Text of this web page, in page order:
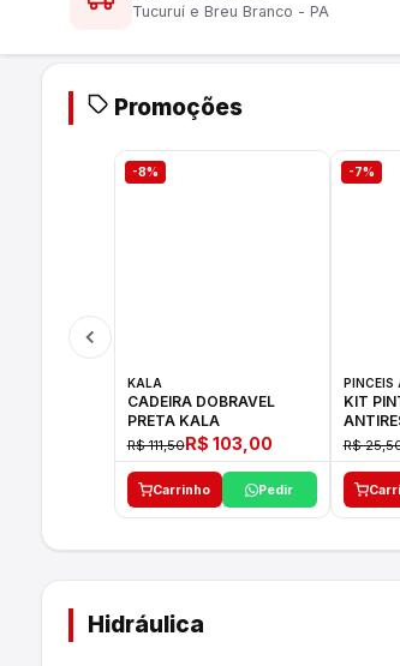
Tucuruí e Breu Branco - PA
Promoções
-8%
KALA
CADEIRA DOBRAVEL
PRETA KALA
R$ 111,50R$ 103,00
Carrinho Pedir
-7%
PINCEIS
KIT
ATLAS
R$
Hidráulica